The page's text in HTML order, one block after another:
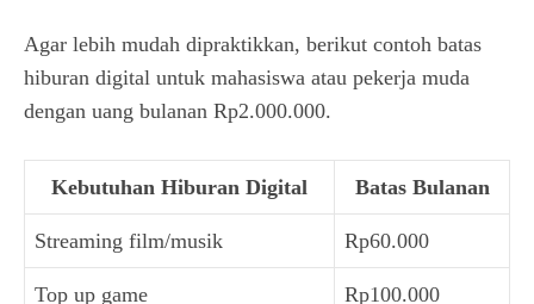
Agar lebih mudah dipraktikkan, berikut contoh batas
hiburan digital untuk mahasiswa atau pekerja muda
dengan uang bulanan Rp2.000.000.
Kebutuhan Hiburan Digital Batas Bulanan
Streaming film/musik Rp60.000
Top up game Rp100.000